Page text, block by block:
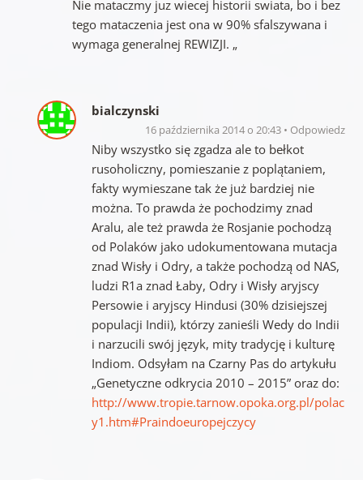
Nie mataczmy juz wiecej historii swiata, bo i bez
tego mataczenia jest ona w 90% sfalszywana i
wymaga generalnej REWIZJI. „
bialczynski
16 października 2014 o 20:43 Odpowiedz
Niby wszystko się zgadza ale to bełkot
rusoholiczny, pomieszanie z poplątaniem,
fakty wymieszane tak że już bardziej nie
można. To prawda że pochodzimy znad
Aralu, ale też prawda że Rosjanie pochodzą
od Polaków jako udokumentowana mutacja
znad Wisły i Odry, a także pochodzą od NAS,
ludzi R1a znad Łaby, Odry i Wisły aryjscy
Persowie i aryjscy Hindusi (30% dzisiejszej
populacji Indii), którzy zanieśli Wedy do Indii
i narzucili swój język, mity tradycję i kulturę
Indiom. Odsyłam na Czarny Pas do artykułu
„Genetyczne odkrycia 2010 – 2015” oraz do:
http://www.tropie.tarnow.opoka.org.pl/polac
y1.htm#Praindoeuropejczycy